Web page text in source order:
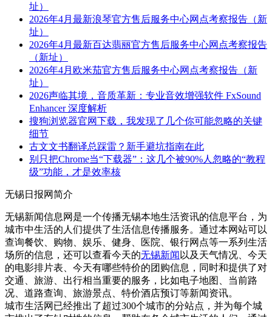
址）
2026年4月最新浪琴官方售后服务中心网点考察报告（新
址）
2026年4月最新百达翡丽官方售后服务中心网点考察报告
（新址）
2026年4月欧米茄官方售后服务中心网点考察报告（新
址）
2026声临其境，音质革新：专业音效增强软件 FxSound
Enhancer 深度解析
搜狗浏览器官网下载，我发现了几个你可能忽略的关键
细节
古文文书翻译总踩雷？新手避坑指南在此
别只把Chrome当“下载器”：这几个被90%人忽略的“教程
级”功能，才是效率核
无锡日报网简介
无锡新闻信息网是一个传播无锡本地生活资讯的信息平台，为
城市中生活的人们提供了生活信息传播服务。通过本网站可以
查询餐饮、购物、娱乐、健身、医院、银行网点等一系列生活
场所的信息，还可以查看今天的无锡新闻 以及天气情况、今天
的电影排片表、今天有哪些特价的团购信息，同时和提供了对
交通、旅游、出行相当重要的服务，比如电子地图、当前路
况、道路查询、旅游景点、特价酒店预订等新闻资讯。
城市生活网已经推出了超过300个城市的分站点，并为每个城